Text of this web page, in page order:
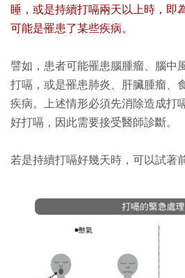
睡，或是持續打嗝兩天以上時，即
可能是罹患了某些疾病。
譬如，患者可能罹患腦腫瘤、腦中
打嗝，或是罹患肺炎、肝臟腫瘤、
疾病。上述情形必須先消除造成打
好打嗝，因此需要接受醫師診斷。
若是持續打嗝好幾天時，可以試著